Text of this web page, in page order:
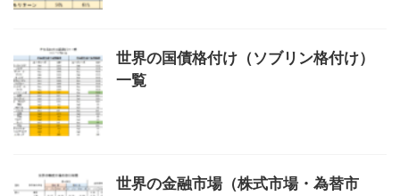
世界の国債格付け（ソブリン格付け）
一覧
世界の金融市場（株式市場・為替市